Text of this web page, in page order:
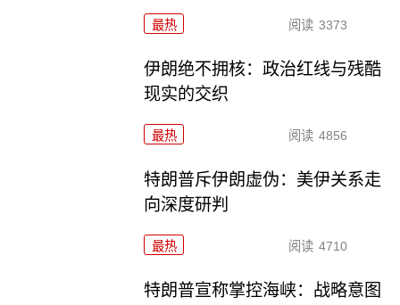
最热 阅读 3373
伊朗绝不拥核：政治红线与残酷
现实的交织
最热 阅读 4856
特朗普斥伊朗虚伪：美伊关系走
向深度研判
最热 阅读 4710
特朗普宣称掌控海峡：战略意图